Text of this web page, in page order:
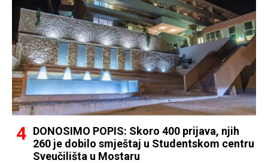
DONOSIMO POPIS: Skoro 400 prijava, njih
260 je dobilo smještaj u Studentskom centru
Sveučilišta u Mostaru